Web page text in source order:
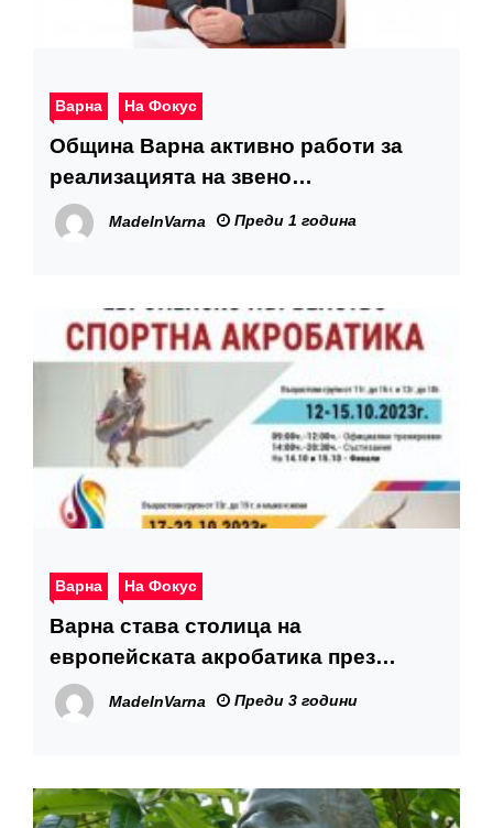
Варна На Фокус
Община Варна активно работи за
реализацията на звено
„Инвестиции“
MadeInVarna Преди 1 година
Варна На Фокус
Варна става столица на
европейската акробатика през
октомври
MadeInVarna Преди 3 години